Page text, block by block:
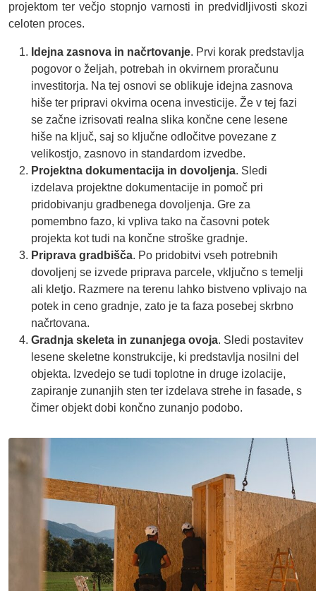
projektom ter večjo stopnjo varnosti in predvidljivosti skozi
celoten proces.
Idejna zasnova in načrtovanje. Prvi korak predstavlja
pogovor o željah, potrebah in okvirnem proračunu
investitorja. Na tej osnovi se oblikuje idejna zasnova
hiše ter pripravi okvirna ocena investicije. Že v tej fazi
se začne izrisovati realna slika končne cene lesene
hiše na ključ, saj so ključne odločitve povezane z
velikostjo, zasnovo in standardom izvedbe.
Projektna dokumentacija in dovoljenja. Sledi
izdelava projektne dokumentacije in pomoč pri
pridobivanju gradbenega dovoljenja. Gre za
pomembno fazo, ki vpliva tako na časovni potek
projekta kot tudi na končne stroške gradnje.
Priprava gradbišča. Po pridobitvi vseh potrebnih
dovoljenj se izvede priprava parcele, vključno s temelji
ali kletjo. Razmere na terenu lahko bistveno vplivajo na
potek in ceno gradnje, zato je ta faza posebej skrbno
načrtovana.
Gradnja skeleta in zunanjega ovoja. Sledi postavitev
lesene skeletne konstrukcije, ki predstavlja nosilni del
objekta. Izvedejo se tudi toplotne in druge izolacije,
zapiranje zunanjih sten ter izdelava strehe in fasade, s
čimer objekt dobi končno zunanjo podobo.